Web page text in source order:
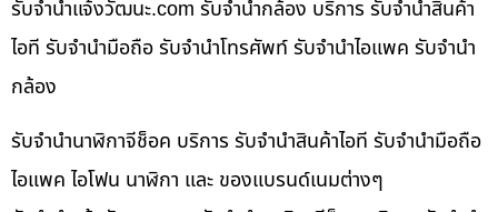
รับจํานําแจ้งวัฒนะ.com รับจำนำกล้อง บริการ รับจำนำสินค้า
ไอที รับจำนำมือถือ รับจำนำโทรศัพท์ รับจำนำไอแพค รับจำนำ
กล้อง
รับจำนำนาฬิกาจีช็อค บริการ รับจำนำสินค้าไอที รับจำนำมือถือ
ไอแพค ไอโฟน นาฬิกา และ ของแบรนด์เนมต่างๆ